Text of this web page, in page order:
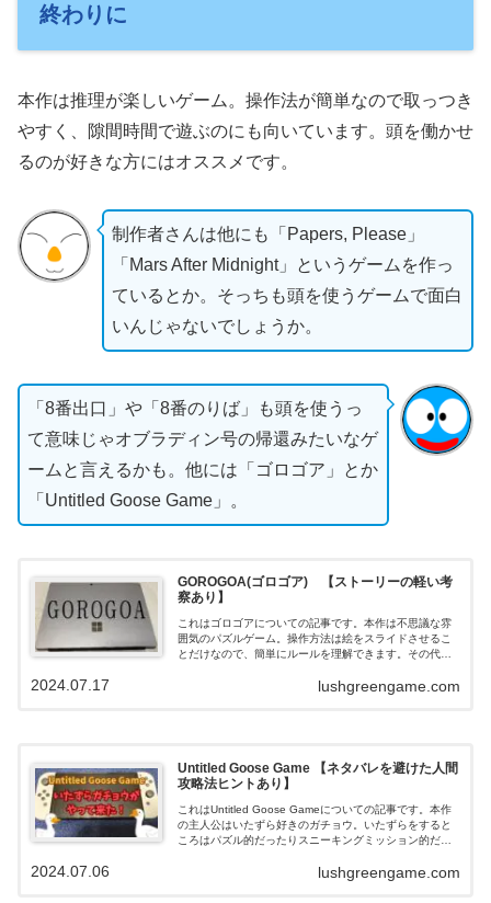
終わりに
本作は推理が楽しいゲーム。操作法が簡単なので取っつき
やすく、隙間時間で遊ぶのにも向いています。頭を働かせ
るのが好きな方にはオススメです。
制作者さんは他にも「Papers, Please」
「Mars After Midnight」というゲームを作っ
ているとか。そっちも頭を使うゲームで面白
いんじゃないでしょうか。
「8番出口」や「8番のりば」も頭を使うっ
て意味じゃオブラディン号の帰還みたいなゲ
ームと言えるかも。他には「ゴロゴア」とか
「Untitled Goose Game」。
GOROGOA(ゴロゴア) 【ストーリーの軽い考
察あり】
これはゴロゴアについての記事です。本作は不思議な雰
囲気のパズルゲーム。操作方法は絵をスライドさせるこ
とだけなので、簡単にルールを理解できます。その代わ
作で遊び、ストーリーを想像してみてください。
lushgreengame.com
2024.07.17
Untitled Goose Game 【ネタバレを避けた人間
攻略法ヒントあり】
これはUntitled Goose Gameについての記事です。本作
の主人公はいたずら好きのガチョウ。いたずらをすると
ころはパズル的だったりスニーキングミッション的だっ
lushgreengame.com
2024.07.06